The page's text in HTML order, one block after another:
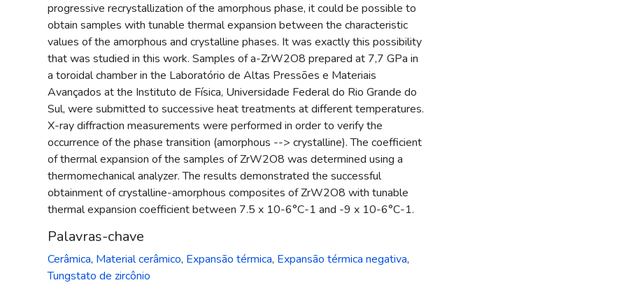
progressive recrystallization of the amorphous phase, it could be possible to
obtain samples with tunable thermal expansion between the characteristic
values of the amorphous and crystalline phases. It was exactly this possibility
that was studied in this work. Samples of a-ZrW2O8 prepared at 7,7 GPa in
a toroidal chamber in the Laboratório de Altas Pressões e Materiais
Avançados at the Instituto de Física, Universidade Federal do Rio Grande do
Sul, were submitted to successive heat treatments at different temperatures.
X-ray diffraction measurements were performed in order to verify the
occurrence of the phase transition (amorphous --> crystalline). The coefficient
of thermal expansion of the samples of ZrW2O8 was determined using a
thermomechanical analyzer. The results demonstrated the successful
obtainment of crystalline-amorphous composites of ZrW2O8 with tunable
thermal expansion coefficient between 7.5 x 10-6°C-1 and -9 x 10-6°C-1.
Palavras-chave
Cerâmica, Material cerâmico, Expansão térmica, Expansão térmica negativa,
Tungstato de zircônio